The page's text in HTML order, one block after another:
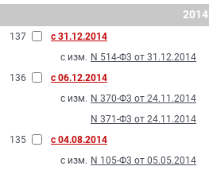
2014
137
с 31.12.2014
с изм. N 514-Ф3 от 31.12.2014
136
с 06.12.2014
с изм. N 370-Ф3 от 24.11.2014
N 371-Ф3 от 24.11.2014
135
с 04.08.2014
с изм. N 105-Ф3 от 05.05.2014